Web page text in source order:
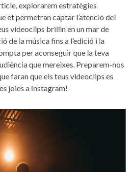
explorarem ⁣estratègies
et⁤ permetran ​captar l’atenció del
videoclips brillin en un mar de
de la música fins a l’edició i⁣ la
⁣per ​aconseguir ⁢que la⁢ teva
que‌ mereixes. Preparem-nos
faran que els teus videoclips‌ es
joies a Instagram!